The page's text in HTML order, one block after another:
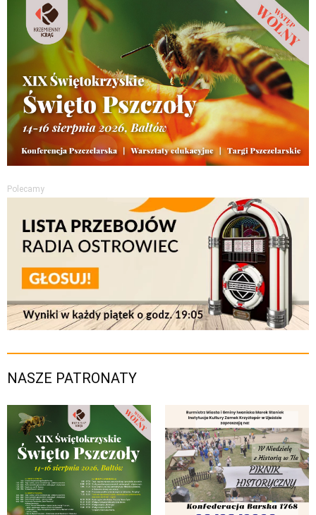
Polecamy
NASZE PATRONATY